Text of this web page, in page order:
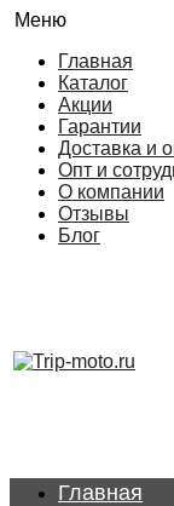
Меню
Главная
Каталог
Акции
Гарантии
Доставка и
Опт и
О компании
Отзывы
Блог
Главная